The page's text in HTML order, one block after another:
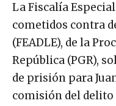
La Fiscalía
cometidos contra
(FEADLE), de la
República (PGR),
de prisión para
comisión del